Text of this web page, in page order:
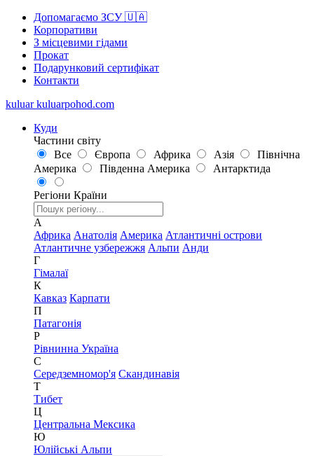
Допомагаємо ЗСУ 🇺🇦
Корпоративи
З місцевими гідами
Прокат
Подарунковий сертифікат
Контакти
kuluar kuluarpohod.com
Куди
Частини світу
Все
Європа Африка Азія
Північна
Америка
Південна Америка Антарктида
Регіони Країни
А
Африка Анатолія Америка Атлантичні острови
Атлантичне узбережжя Альпи Анди
Г
Гімалаї
К
Кавказ Карпати
П
Патагонія
Р
Рівнинна Україна
С
Середземномор'я Скандинавія
Т
Тибет
Ц
Центральна Мексика
Ю
Юлійські Альпи